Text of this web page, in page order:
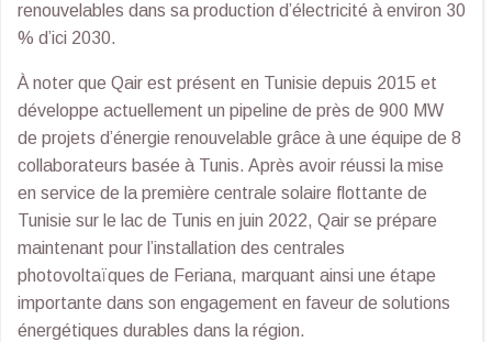
renouvelables dans sa production d’électricité à environ 30
% d’ici 2030.
À noter que Qair est présent en Tunisie depuis 2015 et
développe actuellement un pipeline de près de 900 MW
de projets d’énergie renouvelable grâce à une équipe de 8
collaborateurs basée à Tunis. Après avoir réussi la mise
en service de la première centrale solaire flottante de
Tunisie sur le lac de Tunis en juin 2022, Qair se prépare
maintenant pour l’installation des centrales
photovoltaïques de Feriana, marquant ainsi une étape
importante dans son engagement en faveur de solutions
énergétiques durables dans la région.